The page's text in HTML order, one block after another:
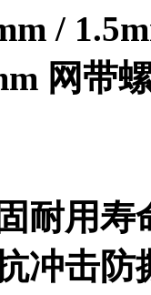
/
网带
耐用
冲击